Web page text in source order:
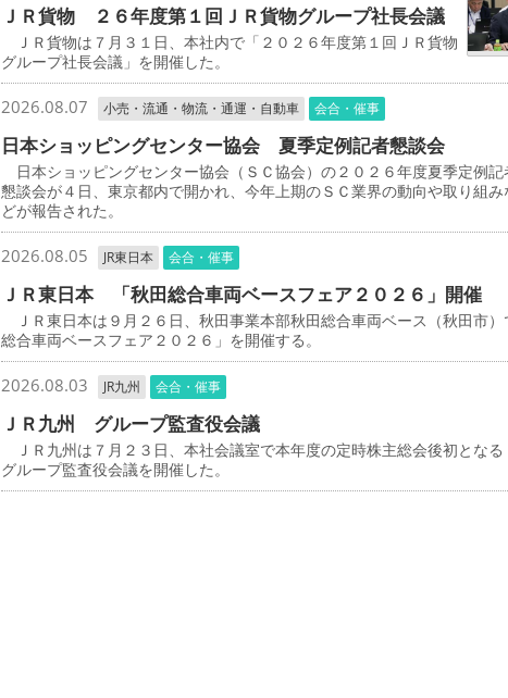
ＪＲ貨物 ２６年度第１回ＪＲ貨物グループ社長会議
ＪＲ貨物は７月３１日、本社内で「２０２６年度第１回ＪＲ貨物
グループ社長会議」を開催した。
2026.08.07 小売・流通・物流・通運・自動車 会合・催事
日本ショッピングセンター協会 夏季定例記者懇談会
日本ショッピングセンター協会（ＳＣ協会）の２０２６年度夏季定例記
懇談会が４日、東京都内で開かれ、今年上期のＳＣ業界の動向や取り組み
どが報告された。
2026.08.05 JR東日本 会合・催事
ＪＲ東日本 「秋田総合車両ベースフェア２０２６」開催
ＪＲ東日本は９月２６日、秋田事業本部秋田総合車両ベース（秋田市）
総合車両ベースフェア２０２６」を開催する。
2026.08.03 JR九州 会合・催事
ＪＲ九州 グループ監査役会議
ＪＲ九州は７月２３日、本社会議室で本年度の定時株主総会後初となる
グループ監査役会議を開催した。